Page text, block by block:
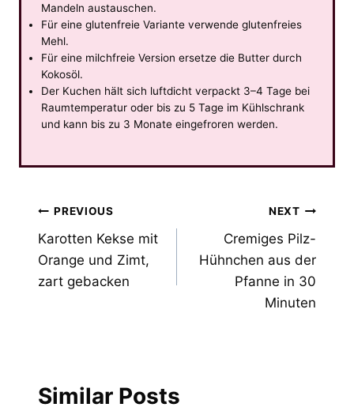
Mandeln austauschen.
Für eine glutenfreie Variante verwende glutenfreies
Mehl.
Für eine milchfreie Version ersetze die Butter durch
Kokosöl.
Der Kuchen hält sich luftdicht verpackt 3–4 Tage bei
Raumtemperatur oder bis zu 5 Tage im Kühlschrank
und kann bis zu 3 Monate eingefroren werden.
Post
navigation
PREVIOUS
Karotten Kekse mit
Orange und Zimt,
zart gebacken
NEXT
Cremiges Pilz-
Hühnchen aus der
Pfanne in 30
Minuten
Similar Posts